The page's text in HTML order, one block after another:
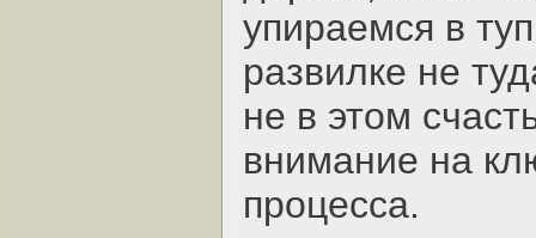
упираемся в
развилке не
не в этом
внимание на
процесса.